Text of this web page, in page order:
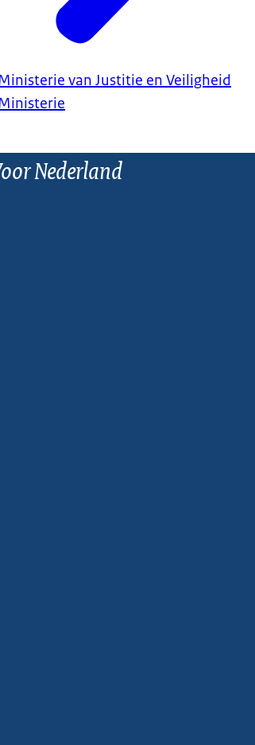
van Justitie en Veiligheid
Nederland